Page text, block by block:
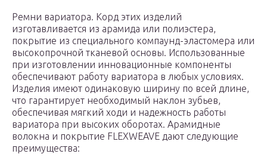
Ремни вариатора. Корд этих изделий
изготавливается из арамида или полиэстера,
покрытие из специального компаунд-эластомера или
высокопрочной тканевой основы. Использованные
при изготовлении инновационные компоненты
обеспечивают работу вариатора в любых условиях.
Изделия имеют одинаковую ширину по всей длине,
что гарантирует необходимый наклон зубьев,
обеспечивая мягкий ходи и надежность работы
вариатора при высоких оборотах. Арамидные
волокна и покрытие FLEXWEAVE дают следующие
преимущества: